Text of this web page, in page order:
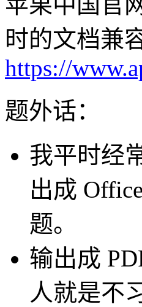
时的文档兼
https://
题外话：
我平时经
出成
题。
输出成
人就是不